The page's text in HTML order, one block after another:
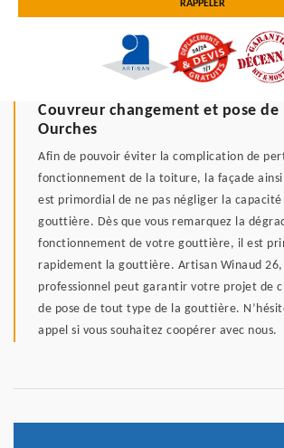
Couvreur changement et pose
Ourches
Afin de pouvoir éviter la complication de
fonctionnement de la toiture, la façade
est primordial de ne pas négliger la capacité
gouttière. Dès que vous remarquez la
fonctionnement de votre gouttière, il est
rapidement la gouttière. Artisan Winaud
professionnel peut garantir votre projet de
de pose de tout type de la gouttière.
appel si vous souhaitez coopérer avec nous.